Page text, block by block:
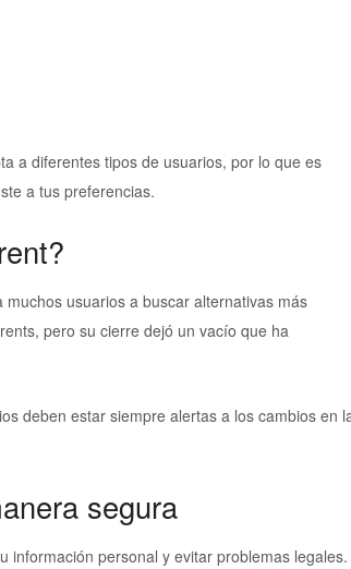
a diferentes tipos de usuarios, por lo que es
a tus preferencias.
usuarios a buscar alternativas más
pero su cierre dejó un vacío que ha
deben estar siempre alertas a los cambios en
segura
personal y evitar problemas legales.